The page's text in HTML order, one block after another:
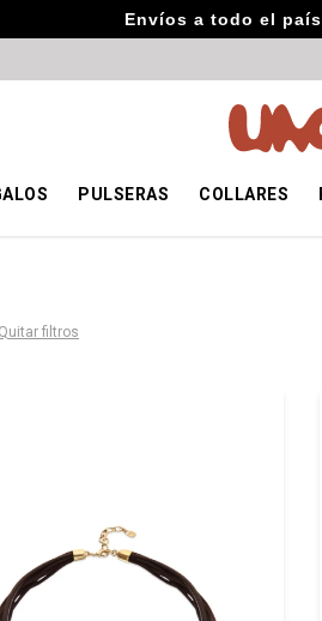
Envíos a todo el
PULSERAS COLLARES
Quitar filtros